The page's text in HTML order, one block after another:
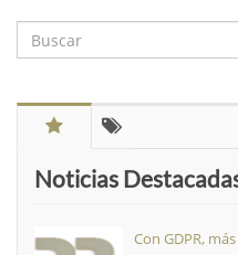
Noticias
Con GDPR,